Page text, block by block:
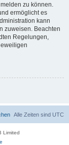
zu können.
ermöglicht es
kann
zuweisen. Beachten
Regelungen,
Alle Zeiten sind UTC
Limited